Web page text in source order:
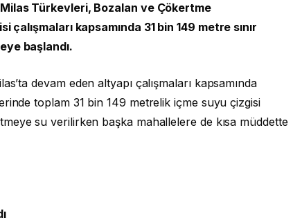
Türkevleri, Bozalan ve Çökertme
kapsamında 31 bin 149 metre sınır
başlandı.
devam eden altyapı çalışmaları kapsamında
toplam 31 bin 149 metrelik içme suyu çizgisi
su verilirken başka mahallelere de kısa müddette